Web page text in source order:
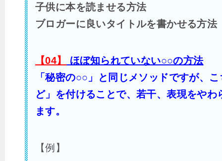
子供に本を読ませる方法
ブロガーに良いタイトルを書かせる方法
【04】
ほぼ知られていない○○の方法
「秘密の○○」と同じメソッドですが、
ど」を付けることで、若干、表現をやわ
ます。
【例】